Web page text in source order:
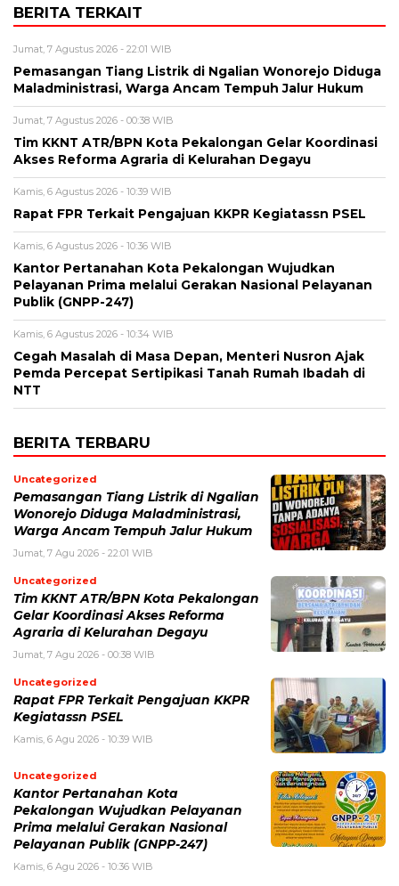
BERITA TERKAIT
Jumat, 7 Agustus 2026 - 22:01 WIB
Pemasangan Tiang Listrik di Ngalian Wonorejo Diduga
Maladministrasi, Warga Ancam Tempuh Jalur Hukum
Jumat, 7 Agustus 2026 - 00:38 WIB
Tim KKNT ATR/BPN Kota Pekalongan Gelar Koordinasi
Akses Reforma Agraria di Kelurahan Degayu
Kamis, 6 Agustus 2026 - 10:39 WIB
Rapat FPR Terkait Pengajuan KKPR Kegiatassn PSEL
Kamis, 6 Agustus 2026 - 10:36 WIB
Kantor Pertanahan Kota Pekalongan Wujudkan
Pelayanan Prima melalui Gerakan Nasional Pelayanan
Publik (GNPP-247)
Kamis, 6 Agustus 2026 - 10:34 WIB
Cegah Masalah di Masa Depan, Menteri Nusron Ajak
Pemda Percepat Sertipikasi Tanah Rumah Ibadah di
NTT
BERITA TERBARU
Uncategorized
Pemasangan Tiang Listrik di Ngalian
Wonorejo Diduga Maladministrasi,
Warga Ancam Tempuh Jalur Hukum
Jumat, 7 Agu 2026 - 22:01 WIB
Uncategorized
Tim KKNT ATR/BPN Kota Pekalongan
Gelar Koordinasi Akses Reforma
Agraria di Kelurahan Degayu
Jumat, 7 Agu 2026 - 00:38 WIB
Uncategorized
Rapat FPR Terkait Pengajuan KKPR
Kegiatassn PSEL
Kamis, 6 Agu 2026 - 10:39 WIB
Uncategorized
Kantor Pertanahan Kota
Pekalongan Wujudkan Pelayanan
Prima melalui Gerakan Nasional
Pelayanan Publik (GNPP-247)
Kamis, 6 Agu 2026 - 10:36 WIB